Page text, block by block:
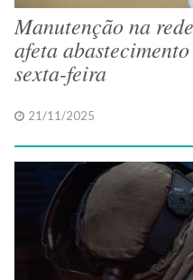
Manutenção na
afeta
sexta-feira
21/11/2025